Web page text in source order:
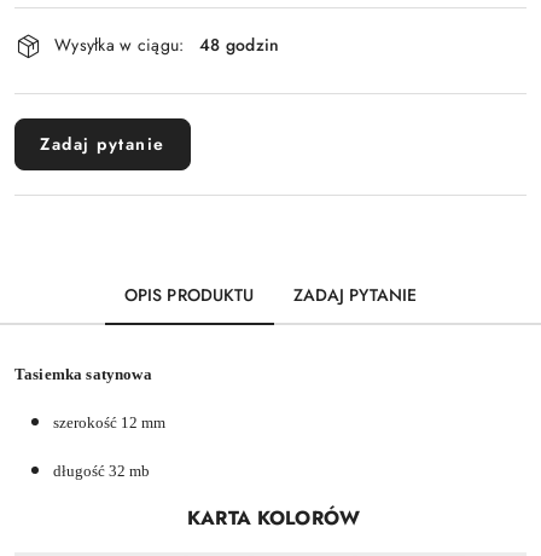
Dostępność
i
dostawa
Wysyłka w ciągu: 48 godzin
Zadaj pytanie
OPIS PRODUKTU ZADAJ PYTANIE
Tasiemka satynowa
szerokość 12 mm
długość 32 mb
KARTA KOLORÓW